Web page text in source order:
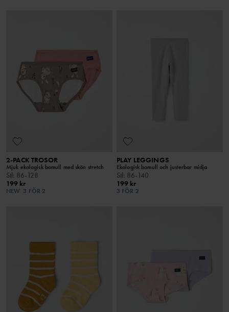
2-PACK TROSOR
Mjuk ekologisk bomull med skön stretch
Stl: 86-128
199 kr
NEW 3 FÖR 2
PLAY LEGGINGS
Ekologisk bomull och justerbar midja
Stl: 86-140
199 kr
3 FÖR 2